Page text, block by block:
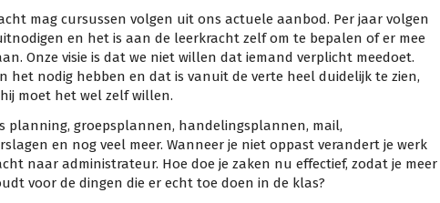
mag cursussen volgen uit ons actuele aanbod. Per jaar volgen
en het is aan de leerkracht zelf om te bepalen of er mee
Onze visie is dat we niet willen dat iemand verplicht meedoet.
het nodig hebben en dat is vanuit de verte heel duidelijk te zien,
moet het wel zelf willen.
planning, groepsplannen, handelingsplannen, mail,
en nog veel meer. Wanneer je niet oppast verandert je werk
naar administrateur. Hoe doe je zaken nu effectief, zodat je meer
voor de dingen die er echt toe doen in de klas?